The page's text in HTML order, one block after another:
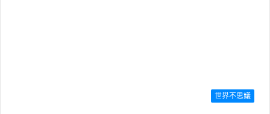
世界不思議